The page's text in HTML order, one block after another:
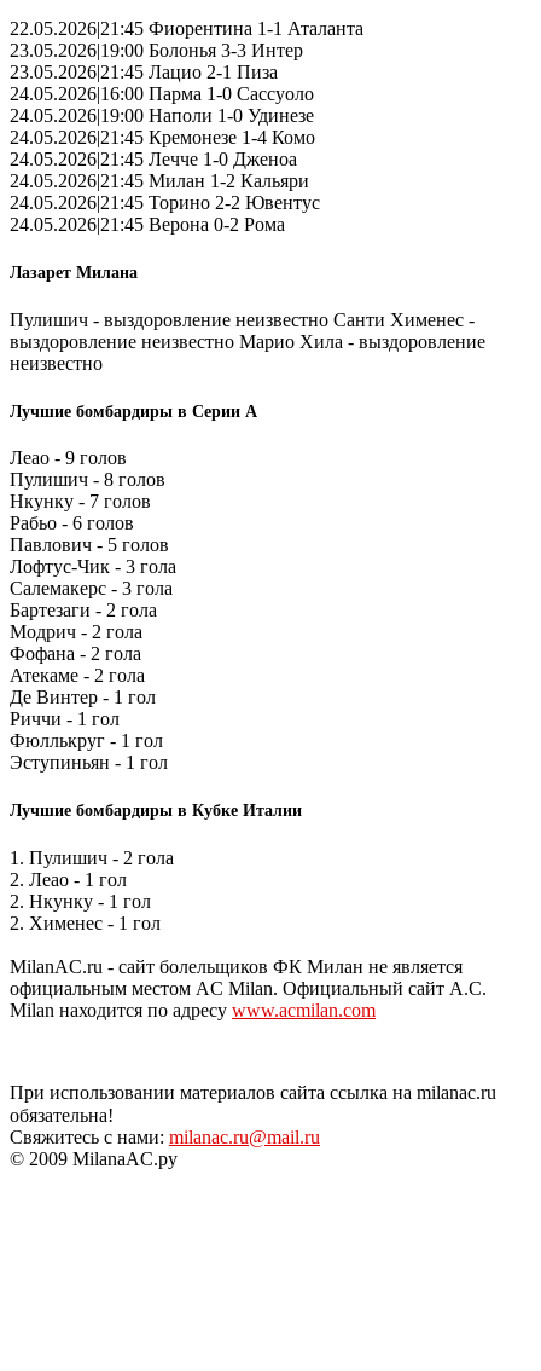
22.05.2026|21:45 Фиорентина 1-1 Аталанта
23.05.2026|19:00 Болонья 3-3 Интер
23.05.2026|21:45 Лацио 2-1 Пиза
24.05.2026|16:00 Парма 1-0 Сассуоло
24.05.2026|19:00 Наполи 1-0 Удинезе
24.05.2026|21:45 Кремонезе 1-4 Комо
24.05.2026|21:45 Лечче 1-0 Дженоа
24.05.2026|21:45 Милан 1-2 Кальяри
24.05.2026|21:45 Торино 2-2 Ювентус
24.05.2026|21:45 Верона 0-2 Рома
Лазарет Милана
Пулишич - выздоровление неизвестно Санти Хименес -
выздоровление неизвестно Марио Хила - выздоровление
неизвестно
Лучшие бомбардиры в Серии А
Леао - 9 голов
Пулишич - 8 голов
Нкунку - 7 голов
Рабьо - 6 голов
Павлович - 5 голов
Лофтус-Чик - 3 гола
Салемакерс - 3 гола
Бартезаги - 2 гола
Модрич - 2 гола
Фофана - 2 гола
Атекаме - 2 гола
Де Винтер - 1 гол
Риччи - 1 гол
Фюллькруг - 1 гол
Эступиньян - 1 гол
Лучшие бомбардиры в Кубке Италии
1. Пулишич - 2 гола
2. Леао - 1 гол
2. Нкунку - 1 гол
2. Хименес - 1 гол
MilanAC.ru - сайт болельщиков ФК Милан не является
официальным местом AC Milan. Официальный сайт A.C.
Milan находится по адресу www.acmilan.com
При использовании материалов сайта ссылка на milanac.ru
обязательна!
Свяжитесь с нами: milanac.ru@mail.ru
© 2009 MilanaAC.ру